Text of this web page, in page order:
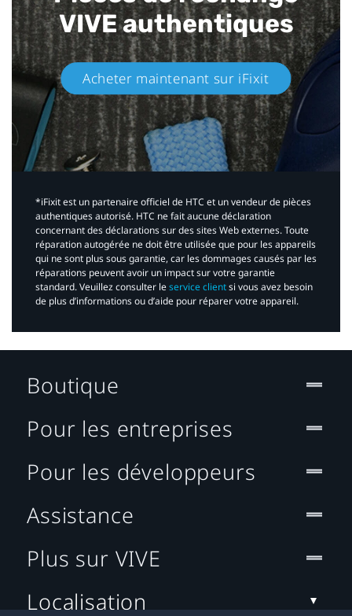
VIVE authentiques​
Acheter maintenant sur iFixit​
*iFixit est un partenaire officiel de HTC et un vendeur de pièces
authentiques autorisé. HTC ne fait aucune déclaration
concernant des déclarations sur des sites Web externes. Toute
réparation autogérée ne doit être utilisée que pour les appareils
qui ne sont plus sous garantie, car les dommages causés par les
réparations peuvent avoir un impact sur votre garantie
standard. Veuillez consulter leservice clientsi vous avez besoin
de plus d’informations ou d’aide pour réparer votre appareil.​
Boutique
Pour les entreprises
Pour les développeurs
Assistance
Plus sur VIVE
Localisation